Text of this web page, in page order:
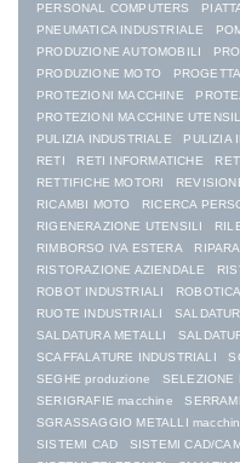
PERSONAL COMPUTERS
PNEUMATICA INDUSTRIALE
PRODUZIONE AUTOMOBILI
PRODUZIONE MOTO
PROTEZIONI MACCHINE
PROTEZIONI MACCHINE UTENSILI
PULIZIA INDUSTRIALE
PULIZIA
RETI
RETI INFORMATICHE
RETTIFICHE MOTORI
RICAMBI MOTO
RICERCA
RIGENERAZIONE UTENSILI
RIMBORSO IVA ESTERA
RISTORAZIONE AZIENDALE
ROBOT INDUSTRIALI
ROBOTICA
RUOTE INDUSTRIALI
SALDATURA METALLI
SCAFFALATURE INDUSTRIALI
SEGHE produzione
SELEZIONE
SERIGRAFIE macchine
SGRASSAGGIO METALLI
SISTEMI CAD
SISTEMI CAD/CAM